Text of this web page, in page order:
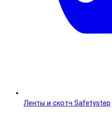
Ленты и скотч Safetystep